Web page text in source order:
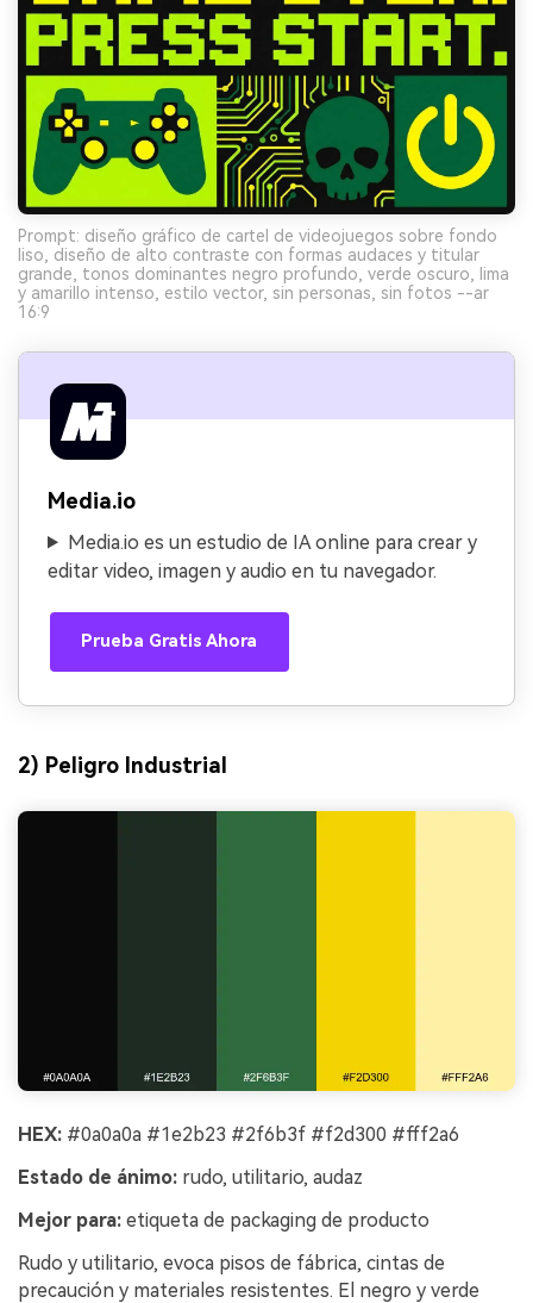
Prompt: diseño gráfico de cartel de videojuegos sobre fondo
liso, diseño de alto contraste con formas audaces y titular
grande, tonos dominantes negro profundo, verde oscuro, lima
y amarillo intenso, estilo vector, sin personas, sin fotos --ar
16:9
Media.io
Media.io es un estudio de IA online para crear y
editar video, imagen y audio en tu navegador.
Prueba Gratis Ahora
2) Peligro Industrial
HEX: #0a0a0a #1e2b23 #2f6b3f #f2d300 #fff2a6
Estado de ánimo: rudo, utilitario, audaz
Mejor para: etiqueta de packaging de producto
Rudo y utilitario, evoca pisos de fábrica, cintas de
precaución y materiales resistentes. El negro y verde